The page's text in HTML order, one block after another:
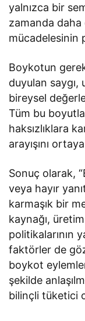
yalnızca bir
zamanda
mücadelesinin
Boykotun
duyulan saygı,
bireysel
Tüm bu
haksızlıklara
arayışını
Sonuç olarak,
veya hayır
karmaşık bir
kaynağı,
politikalarının
faktörler de
boykot
şekilde
bilinçli tüketici